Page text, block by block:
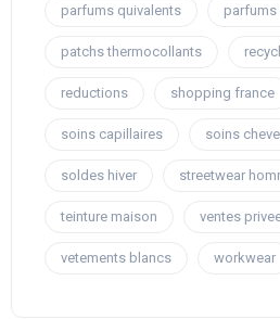
parfums quivalents parfums
patchs thermocollants
reductions shopping france
soins capillaires soins
soldes hiver streetwear
teinture maison ventes
vetements blancs workwear